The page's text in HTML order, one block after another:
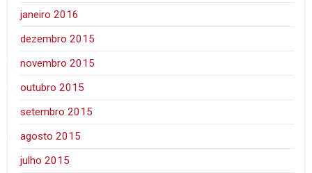
janeiro 2016
dezembro 2015
novembro 2015
outubro 2015
setembro 2015
agosto 2015
julho 2015